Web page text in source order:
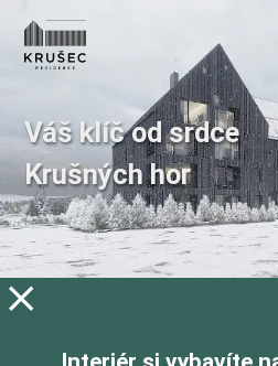
Váš klíč od srdce
Krušných hor
close